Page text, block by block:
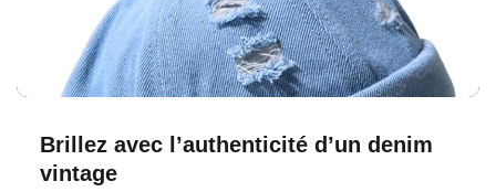
Brillez avec l’authenticité d’un denim
vintage